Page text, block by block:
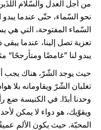
من أجل العدل والسّلام
نحو السّماء، حتّى عندما
السّماء المفتوحة، التي هي
تعزية تصل إلينا، عندما يبقى
يبدو لنا ”غامضًا
حيث يوجد الشّرّ، هناك يجب
تغلبان الشّرّ ويقاومانه بلا
وحدنا أبدًا. في الكنيسة
ويقوّيك، هو دواء لا يمكن
المحبّة. حيث يكون الألم